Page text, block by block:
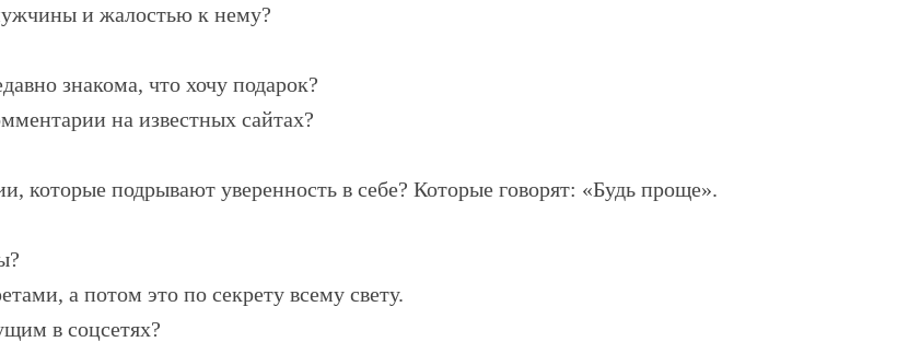
и жалостью к нему?
знакома, что хочу подарок?
на известных сайтах?
которые подрывают уверенность в себе? Которые говорят: «Будь проще».
а потом это по секрету всему свету.
в соцсетях?